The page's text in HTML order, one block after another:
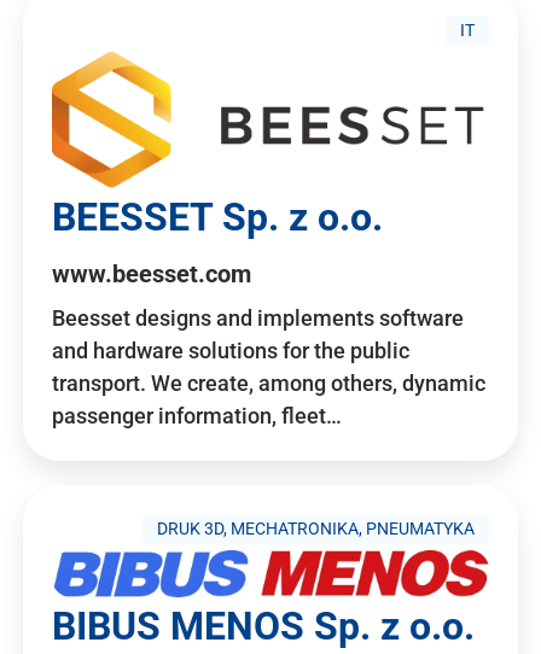
IT
BEESSET Sp. z o.o.
www.beesset.com
Beesset designs and implements software
and hardware solutions for the public
transport. We create, among others, dynamic
passenger information, fleet…
DRUK 3D, MECHATRONIKA, PNEUMATYKA
BIBUS MENOS Sp. z o.o.